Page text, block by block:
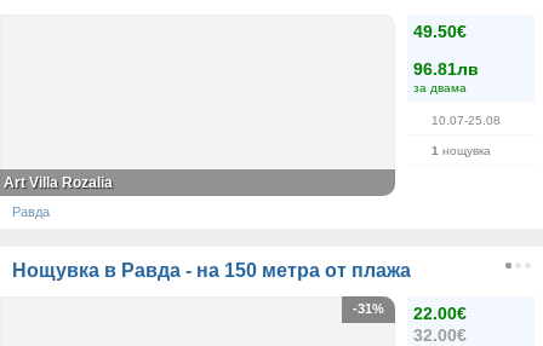
49.50€
96.81лв
за двама
10.07-25.08
1 нощувка
Art Villa Rozalia
Равда
Нощувка в Равда - на 150 метра от плажа
22.00€
32.00€
-31%